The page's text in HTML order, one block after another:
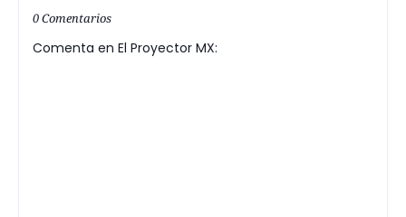
0 Comentarios
Comenta en El Proyector MX: